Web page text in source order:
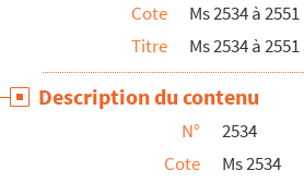
Cote
Ms 2534 à 2551
Titre
Ms 2534 à 2551
Description du contenu
N°
2534
Cote
Ms 2534